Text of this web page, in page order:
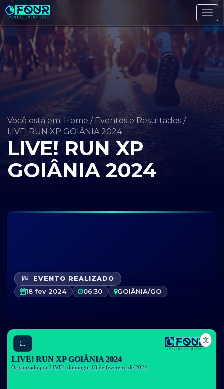
Você está em: Home / Eventos e Resultados /
LIVE! RUN XP GOIÂNIA 2024
LIVE! RUN XP
GOIÂNIA 2024
EVENTO REALIZADO
18 fev 2024 06:30 GOIÂNIA/GO
⛶